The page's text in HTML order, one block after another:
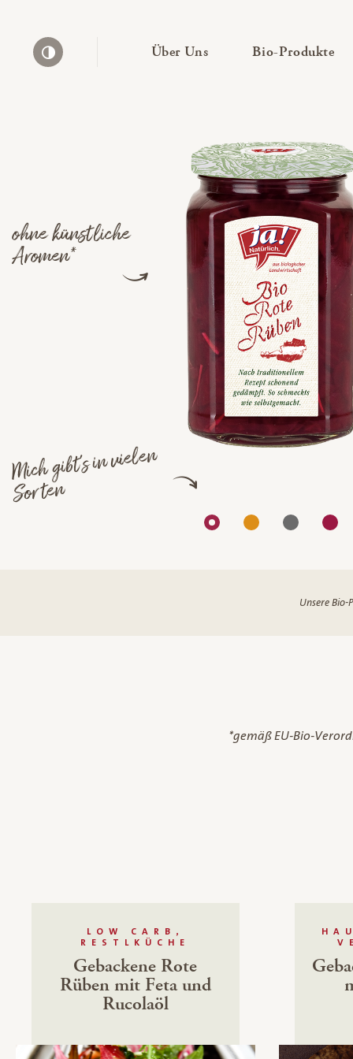
Über Uns— UntermenüBio-Produkte—
ohne künstliche
Aromen*
Mich gibt's in vielen
Sorten
Unsere
*gemäß EU-Bio-
LOW CARB,
RESTLKÜCHE
Gebackene Rote
Rüben mit Feta und
Rucolaöl